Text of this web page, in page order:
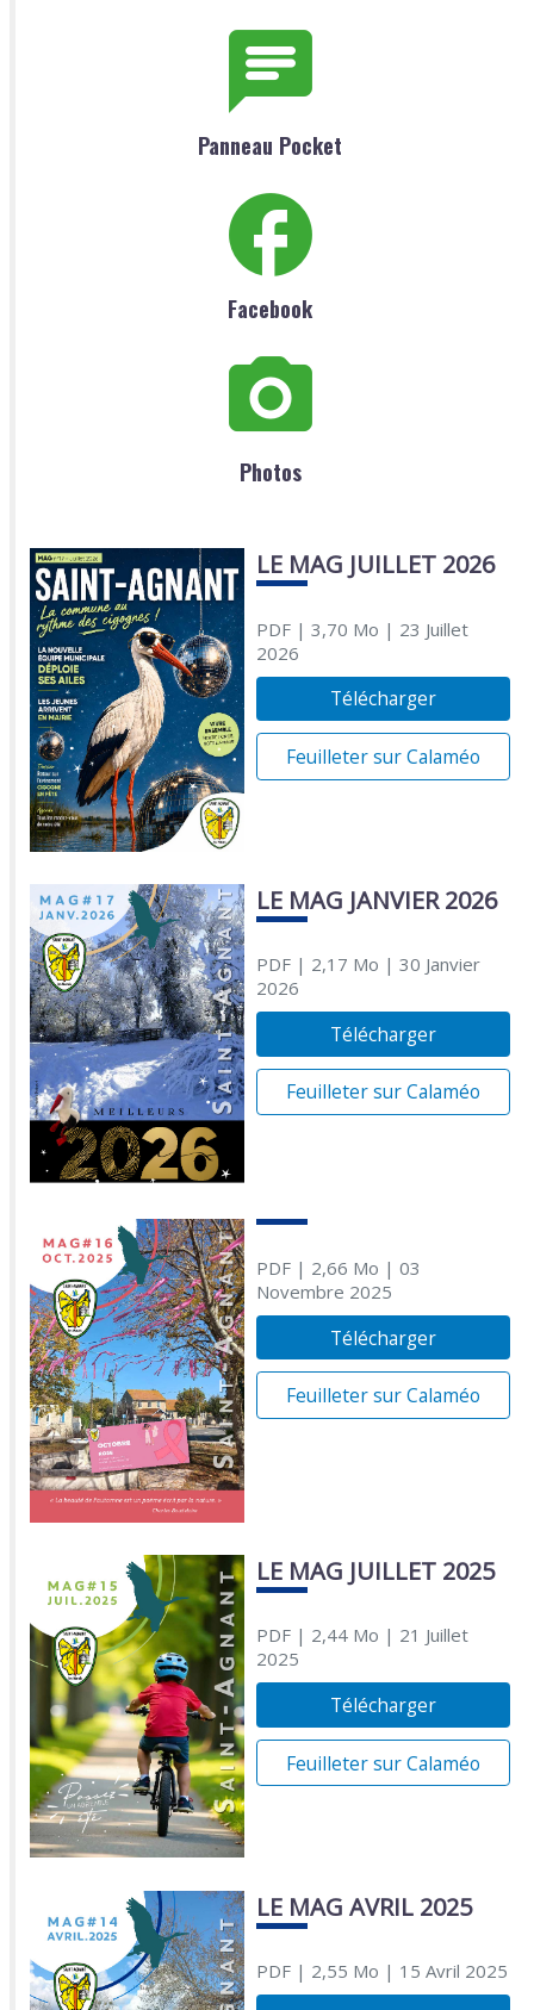
Panneau Pocket
Facebook
Photos
LE MAG JUILLET 2026
PDF| 3,70 Mo | 23 Juillet
2026
Télécharger
Feuilleter sur Calaméo
LE MAG JANVIER 2026
PDF| 2,17 Mo | 30 Janvier
2026
Télécharger
Feuilleter sur Calaméo
PDF| 2,66 Mo | 03
Novembre 2025
Télécharger
Feuilleter sur Calaméo
LE MAG JUILLET 2025
PDF| 2,44 Mo | 21 Juillet
2025
Télécharger
Feuilleter sur Calaméo
LE MAG AVRIL 2025
PDF| 2,55 Mo | 15 Avril 2025